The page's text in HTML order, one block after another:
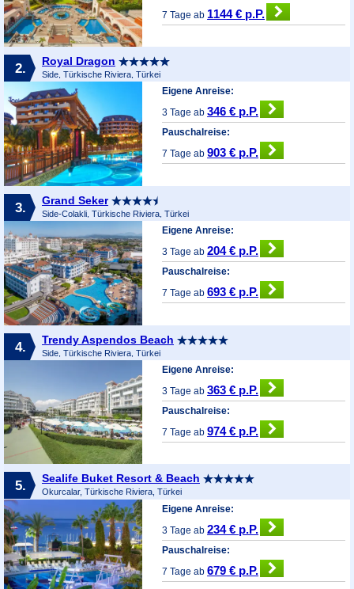
7 Tage ab 1144 € p.P.
2. Royal Dragon
Side, Türkische Riviera, Türkei
Eigene Anreise:
3 Tage ab346 € p.P.
Pauschalreise:
7 Tage ab903 € p.P.
3. Grand Seker
Side-Colakli, Türkische Riviera, Türkei
Eigene Anreise:
3 Tage ab204 € p.P.
Pauschalreise:
7 Tage ab693 € p.P.
4. Trendy Aspendos Beach
Side, Türkische Riviera, Türkei
Eigene Anreise:
3 Tage ab363 € p.P.
Pauschalreise:
7 Tage ab974 € p.P.
5. Sealife Buket Resort & Beach
Okurcalar, Türkische Riviera, Türkei
Eigene Anreise:
3 Tage ab234 € p.P.
Pauschalreise:
7 Tage ab679 € p.P.